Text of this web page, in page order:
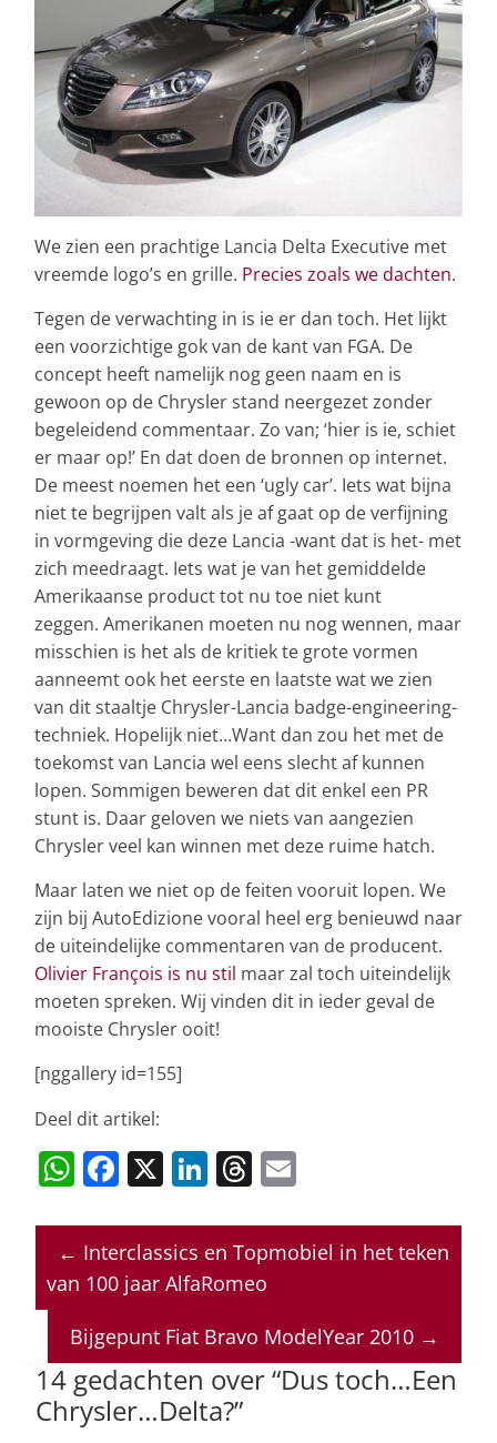
We zien een prachtige Lancia Delta Executive met
vreemde logo’s en grille. Precies zoals we dachten.
Tegen de verwachting in is ie er dan toch. Het lijkt
een voorzichtige gok van de kant van FGA. De
concept heeft namelijk nog geen naam en is
gewoon op de Chrysler stand neergezet zonder
begeleidend commentaar. Zo van; ‘hier is ie, schiet
er maar op!’ En dat doen de bronnen op internet.
De meest noemen het een ‘ugly car’. Iets wat bijna
niet te begrijpen valt als je af gaat op de verfijning
in vormgeving die deze Lancia -want dat is het- met
zich meedraagt. Iets wat je van het gemiddelde
Amerikaanse product tot nu toe niet kunt
zeggen. Amerikanen moeten nu nog wennen, maar
misschien is het als de kritiek te grote vormen
aanneemt ook het eerste en laatste wat we zien
van dit staaltje Chrysler-Lancia badge-engineering-
techniek. Hopelijk niet…Want dan zou het met de
toekomst van Lancia wel eens slecht af kunnen
lopen. Sommigen beweren dat dit enkel een PR
stunt is. Daar geloven we niets van aangezien
Chrysler veel kan winnen met deze ruime hatch.
Maar laten we niet op de feiten vooruit lopen. We
zijn bij AutoEdizione vooral heel erg benieuwd naar
de uiteindelijke commentaren van de producent.
Olivier François is nu stil maar zal toch uiteindelijk
moeten spreken. Wij vinden dit in ieder geval de
mooiste Chrysler ooit!
[nggallery id=155]
Deel dit artikel:
W
at
s
p
p
F
c
e
b
o
o
k
X Li
k
e
n
T
re
a
s
ai
l
← Interclassics en Topmobiel in het teken
van 100 jaar AlfaRomeo
Bijgepunt Fiat Bravo ModelYear 2010 →
14 gedachten over “Dus toch…Een
Chrysler…Delta?”